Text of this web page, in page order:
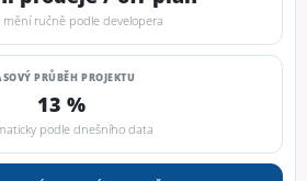
mění ručně podle developera
PRŮBĚH PROJEKTU
13 %
podle dnešního data